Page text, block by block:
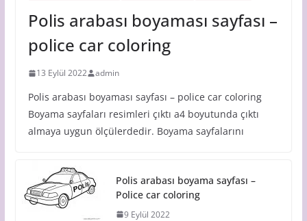
Polis arabası boyaması sayfası –
police car coloring
13 Eylül 2022 admin
Polis arabası boyaması sayfası – police car coloring
Boyama sayfaları resimleri çıktı a4 boyutunda çıktı
almaya uygun ölçülerdedir. Boyama sayfalarını
Polis arabası boyama sayfası –
Police car coloring
9 Eylül 2022